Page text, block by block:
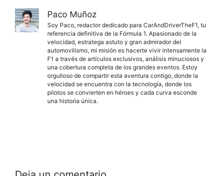
Paco Muñoz
Soy Paco, redactor dedicado para CarAndDriverTheF1, tu
referencia definitiva de la Fórmula 1. Apasionado de la
velocidad, estratega astuto y gran admirador del
automovilismo, mi misión es hacerte vivir intensamente la
F1 a través de artículos exclusivos, análisis minuciosos y
una cobertura completa de los grandes eventos. Estoy
orgulloso de compartir esta aventura contigo, donde la
velocidad se encuentra con la tecnología, donde los
pilotos se convierten en héroes y cada curva esconde
una historia única.